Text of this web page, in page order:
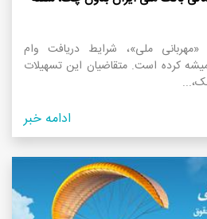
ملی»، شرایط دریافت وام
کرده است. متقاضیان این تسهیلات
ادامه خبر